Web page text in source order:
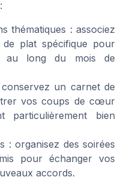
thématiques : associez
plat spécifique pour
au long du mois de
un carnet de
vos coups de cœur
bien
: organisez des soirées
pour échanger vos
accords.